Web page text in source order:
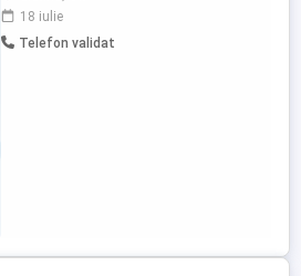
Experienta profesionala relevanta: -
menajera femeie de serviciu Aptitudine
calitati: 1. limba engleza 2. Cunostine:
18 iulie
Telefon validat